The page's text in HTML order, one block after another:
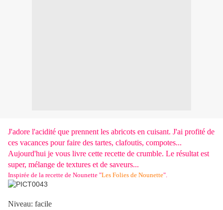
J'adore l'acidité que prennent les abricots en cuisant. J'ai profité de
ces vacances pour faire des tartes, clafoutis, compotes...
Aujourd'hui je vous livre cette recette de crumble. Le résultat est
super, mélange de textures et de saveurs...
Inspirée de la recette de Nounette "Les Folies de Nounette".
Niveau: facile